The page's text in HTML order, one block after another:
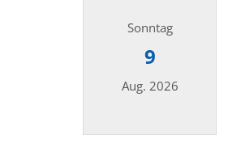
Sonntag
9
Aug. 2026